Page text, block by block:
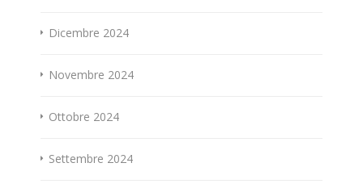
Dicembre 2024
Novembre 2024
Ottobre 2024
Settembre 2024